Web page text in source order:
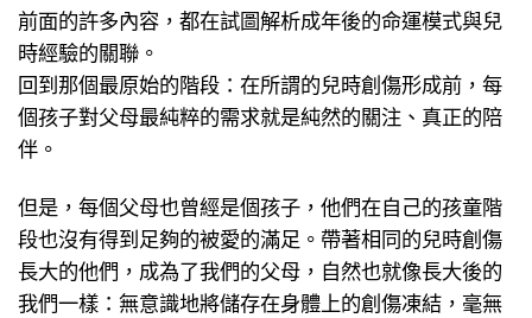
前面的許多內容，都在試圖解析成年後的命運模式與兒
時經驗的關聯。
回到那個最原始的階段：在所謂的兒時創傷形成前，每
個孩子對父母最純粹的需求就是純然的關注、真正的陪
伴。
但是，每個父母也曾經是個孩子，他們在自己的孩童階
段也沒有得到足夠的被愛的滿足。帶著相同的兒時創傷
長大的他們，成為了我們的父母，自然也就像長大後的
我們一樣：無意識地將儲存在身體上的創傷凍結，毫無